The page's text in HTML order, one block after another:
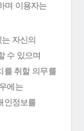
며 이용자는
자신의
수 있으며
를 취할 의무를
에는
인정보를